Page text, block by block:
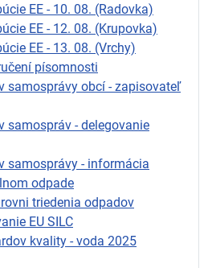
EE - 10. 08. (Radovka)
EE - 12. 08. (Krupovka)
EE - 13. 08. (Vrchy)
písomnosti
samosprávy obcí - zapisovateľ
samospráv - delegovanie
samosprávy - informácia
odpade
triedenia odpadov
EU SILC
kvality - voda 2025